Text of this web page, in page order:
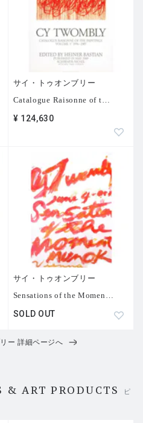
サイ・トゥオンブリー
Catalogue Raisonne of t
¥ 124,630
サイ・トゥオンブリー
Sensations of the Momen …
SOLD OUT
ー 詳細ページへ
& ART PRODUCTS
ピ